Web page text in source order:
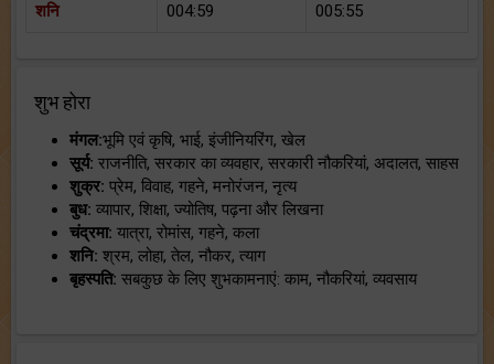
शनि 004:59 005:55
शुभ होरा
मंगल:भूमि एवं कृषि, भाई, इंजीनियरिंग, खेल
सूर्य: राजनीति, सरकार का व्यवहार, सरकारी नौकरियां, अदालत, साहस
शुक्र: प्रेम, विवाह, गहने, मनोरंजन, नृत्य
बुध: व्यापार, शिक्षा, ज्योतिष, पढ़ना और लिखना
चंद्रमा: यात्रा, रोमांस, गहने, कला
शनि: श्रम, लोहा, तेल, नौकर, त्याग
बृहस्पति: सबकुछ के लिए शुभकामनाएं: काम, नौकरियां, व्यवसाय